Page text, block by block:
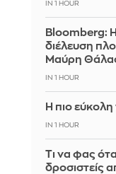
IN 1 HOUR
Bloomberg: Η
διέλευση
Μαύρη
IN 1 HOUR
Η πιο
IN 1 HOUR
Τι να φας
δροσιστείς